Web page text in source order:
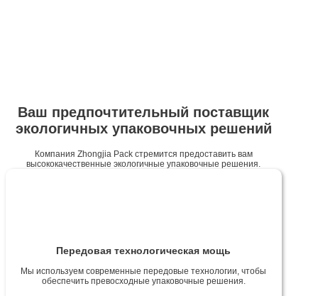
Ваш предпочтительный поставщик
экологичных упаковочных решений
Компания Zhongjia Pack стремится предоставить вам
высококачественные экологичные упаковочные решения.
Передовая технологическая мощь
Мы используем современные передовые технологии, чтобы
обеспечить превосходные упаковочные решения.